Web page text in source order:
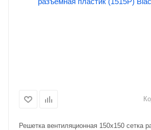
Решетка вентиляционная 150х150 сетка